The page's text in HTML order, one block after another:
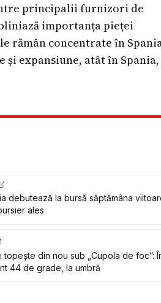
principalii furnizori de
importanța pieței
rămân concentrate în
expansiune, atât în
debutează la bursă săptămâna
ales
topește din nou sub „Cupola de foc”:
44 de grade, la umbră